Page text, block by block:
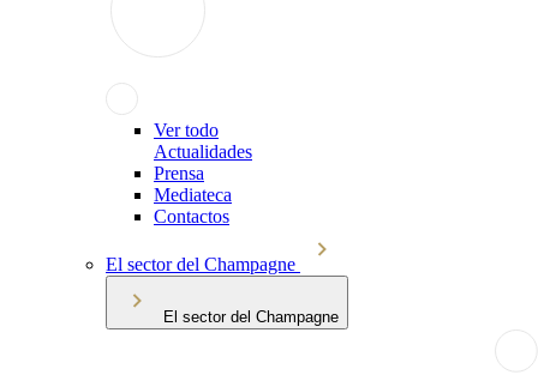
Ver todo
Actualidades
Prensa
Mediateca
Contactos
El sector del Champagne
El sector del Champagne